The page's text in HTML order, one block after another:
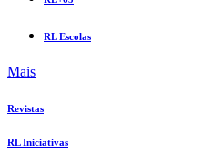
RL Escolas
Mais
Revistas
RL Iniciativas